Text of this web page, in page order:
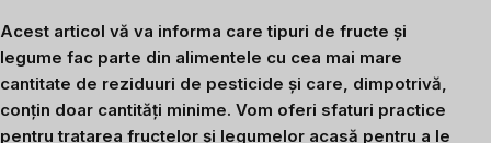
Acest articol vă va informa care tipuri de fructe și
legume fac parte din alimentele cu cea mai mare
cantitate de reziduuri de pesticide și care, dimpotrivă,
conțin doar cantități minime. Vom oferi sfaturi practice
pentru tratarea fructelor și legumelor acasă pentru a le